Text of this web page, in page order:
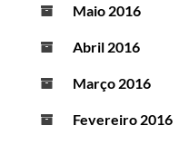
Maio 2016
Abril 2016
Março 2016
Fevereiro 2016